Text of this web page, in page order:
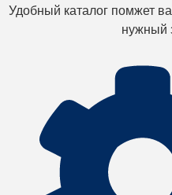
Удобный каталог помжет
нужный